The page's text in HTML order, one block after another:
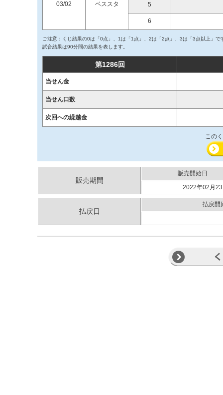
03/02 ベススタ 5
6
ご注意：くじ結果の0は「0点」、1は「1点」、2は「2点」、3は「3点以上」で
試合結果は90分間の結果を表します。
第1286回
当せん金
当せん口数
次回への繰越金
この
販売期間
販売開始日
2022年02月
払戻日
払戻開